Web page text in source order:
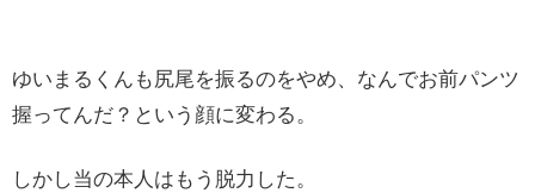
ゆいまるくんも尻尾を振るのをやめ、なんでお前パンツ
握ってんだ？という顔に変わる。
しかし当の本人はもう脱力した。